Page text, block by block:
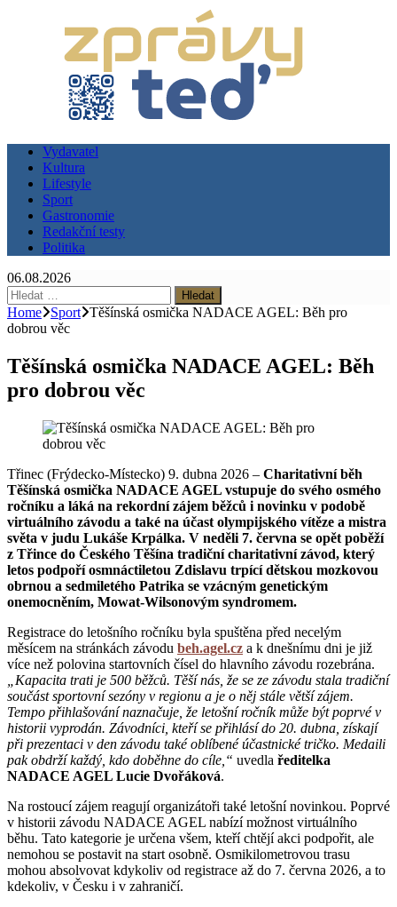
Vydavatel
Kultura
Lifestyle
Sport
Gastronomie
Redakční testy
Politika
06.08.2026
Vyhledávání
Home
Sport Těšínská osmička NADACE AGEL: Běh pro
dobrou věc
Těšínská osmička NADACE AGEL: Běh
pro dobrou věc
Třinec (Frýdecko-Místecko) 9. dubna 2026 – Charitativní běh
Těšínská osmička NADACE AGEL vstupuje do svého osmého
ročníku a láká na rekordní zájem běžců i novinku v podobě
virtuálního závodu a také na účast olympijského vítěze a mistra
světa v judu Lukáše Krpálka. V neděli 7. června se opět poběží
z Třince do Českého Těšína tradiční charitativní závod, který
letos podpoří osmnáctiletou Zdislavu trpící dětskou mozkovou
obrnou a sedmiletého Patrika se vzácným genetickým
onemocněním, Mowat-Wilsonovým syndromem.
Registrace do letošního ročníku byla spuštěna před necelým
měsícem na stránkách závodu beh.agel.cz a k dnešnímu dni je již
více než polovina startovních čísel do hlavního závodu rozebrána.
„Kapacita trati je 500 běžců. Těší nás, že se ze závodu stala tradiční
součást sportovní sezóny v regionu a je o něj stále větší zájem.
Tempo přihlašování naznačuje, že letošní ročník může být poprvé v
historii vyprodán. Závodníci, kteří se přihlásí do 20. dubna, získají
při prezentaci v den závodu také oblíbené účastnické tričko. Medaili
pak obdrží každý, kdo doběhne do cíle,“ uvedla ředitelka
NADACE AGEL Lucie Dvořáková.
Na rostoucí zájem reagují organizátoři také letošní novinkou. Poprvé
v historii závodu NADACE AGEL nabízí možnost virtuálního
běhu. Tato kategorie je určena všem, kteří chtějí akci podpořit, ale
nemohou se postavit na start osobně. Osmikilometrovou trasu
mohou absolvovat kdykoliv od registrace až do 7. června 2026, a to
kdekoliv, v Česku i v zahraničí.